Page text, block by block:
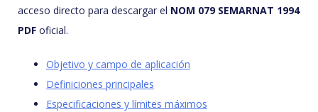
acceso directo para descargar el NOM 079 SEMARNAT 1994
PDF oficial.
Objetivo y campo de aplicación
Definiciones principales
Especificaciones y límites máximos